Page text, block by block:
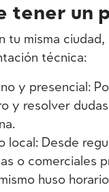
tener un
tu misma
técnica:
y presencial:
y resolver
local: Desde
o comerciales
huso